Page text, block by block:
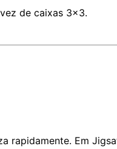
de caixas 3×3.
rapidamente. Em